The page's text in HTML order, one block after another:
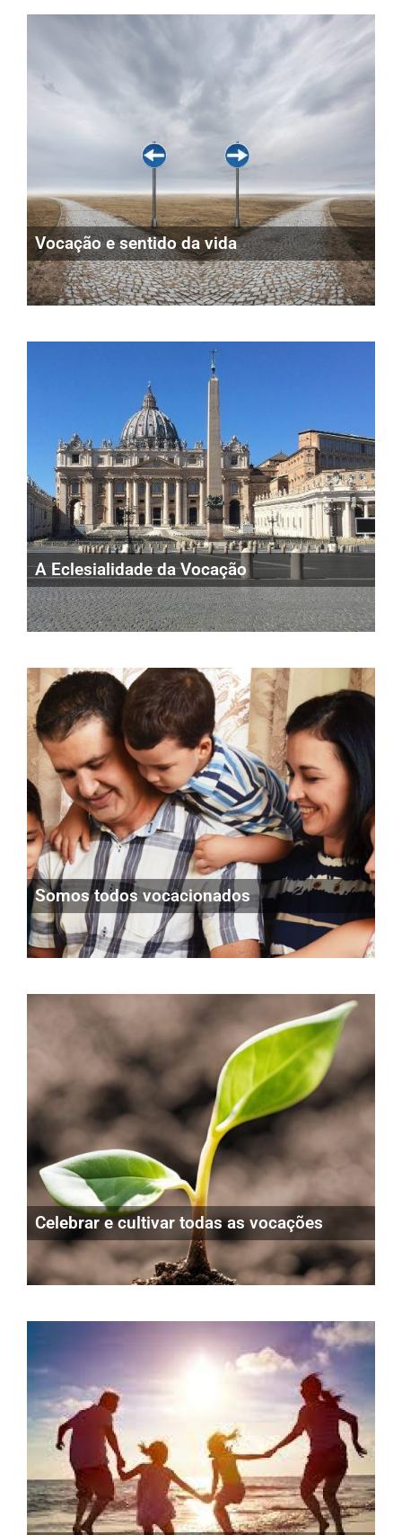
Vocação e sentido da vida
A Eclesialidade da Vocação
Somos todos vocacionados
Celebrar e cultivar todas as vocações